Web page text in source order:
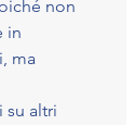
non
in
ma
su altri